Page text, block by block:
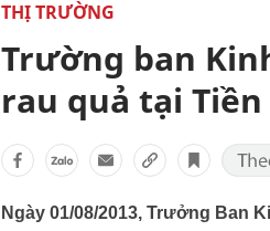
THỊ TRƯỜNG
Trường ban
rau quả tại Tiền
Ngày 01/08/2013, Trưởng Ban